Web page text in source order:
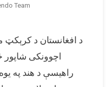
Team
د افغانستان د کرېکټ
اچوونکی شاپور
راهیسې د هند په